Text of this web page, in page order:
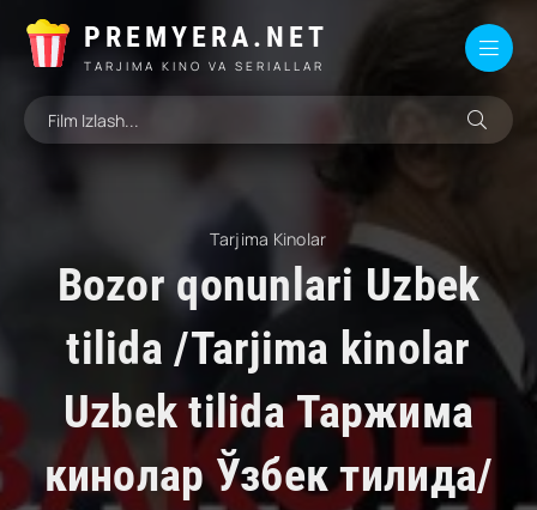
PREMYERA.NET
TARJIMA KINO VA SERIALLAR
Tarjima Kinolar
Bozor qonunlari Uzbek
tilida /Tarjima kinolar
Uzbek tilida Таржима
кинолар Ўзбек тилида/